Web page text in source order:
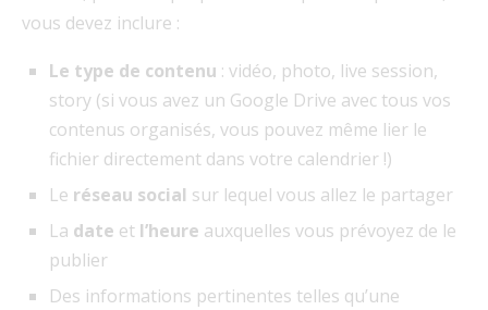
vous devez inclure :
Le type de contenu : vidéo, photo, live session,
story (si vous avez un Google Drive avec tous vos
contenus organisés, vous pouvez même lier le
fichier directement dans votre calendrier !)
Le réseau social sur lequel vous allez le partager
La date et l’heure auxquelles vous prévoyez de le
publier
Des informations pertinentes telles qu’une